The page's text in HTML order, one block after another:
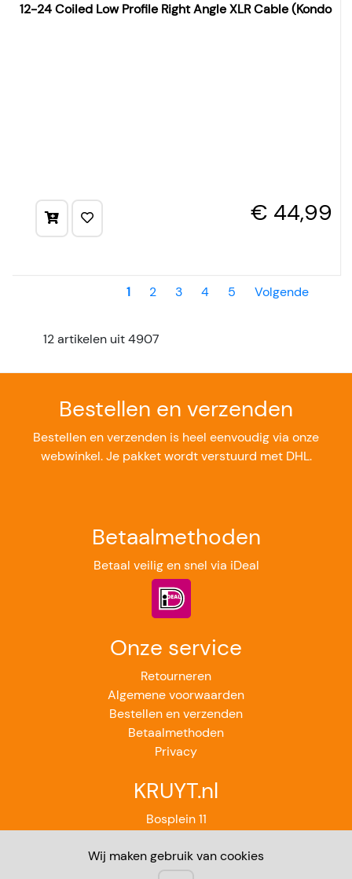
Wij maken gebruik van cookies
12-24 Coiled Low Profile Right Angle XLR Cable (Kondor
€ 44,99
1 2 3 4 5 Volgende
12 artikelen uit 4907
Bestellen en verzenden
Bestellen en verzenden is heel eenvoudig via onze
webwinkel. Je pakket wordt verstuurd met DHL.
Betaalmethoden
Betaal veilig en snel via iDeal
Onze service
Retourneren
Algemene voorwaarden
Bestellen en verzenden
Betaalmethoden
Privacy
KRUYT.nl
Bosplein 11
071-4012851